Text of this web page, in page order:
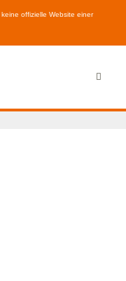
offizielle Website einer